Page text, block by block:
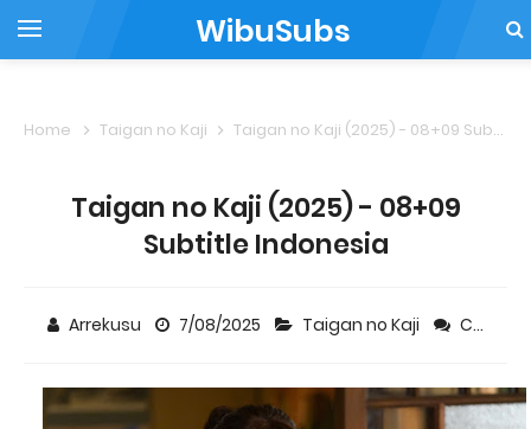
WibuSubs
Home Taigan no Kaji Taigan no Kaji (2025) - 08+09 Subtitle Indonesia
Taigan no Kaji (2025) - 08+09
Subtitle Indonesia
Arrekusu 7/08/2025 Taigan no Kaji Comment